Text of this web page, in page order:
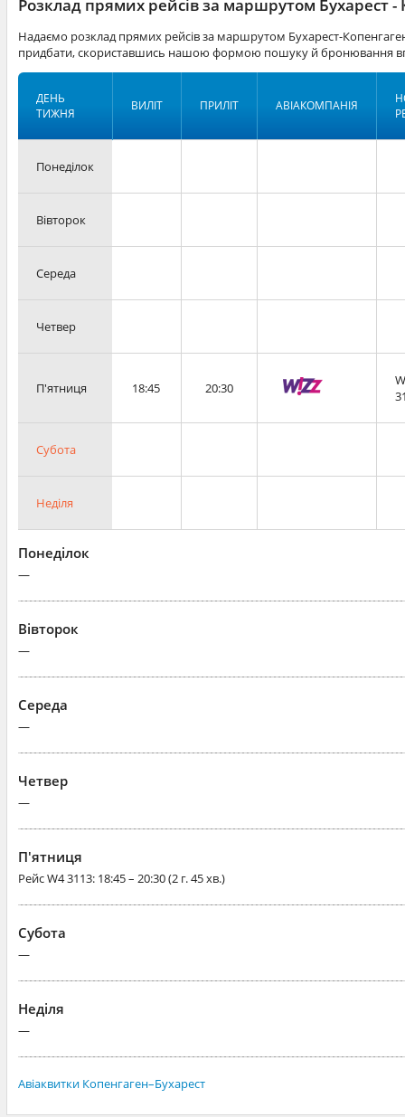
Розклад прямих рейсів за маршрутом Бухарест -
Надаємо розклад прямих рейсів за маршрутом Бухарест-
придбати, скориставшись нашою формою пошуку й бронювання
ДЕНЬ
ТИЖНЯ
ВИЛІТ ПРИЛІТ АВІАКОМПАНІЯ
Понеділок
Вівторок
Середа
Четвер
П'ятниця 18:45 20:30
Субота
Неділя
Понеділок
—
Вівторок
—
Середа
—
Четвер
—
П'ятниця
РейсW4 3113: 18:45 – 20:30 (2 г. 45 хв.)
Субота
—
Неділя
—
Авіаквитки Копенгаген–Бухарест